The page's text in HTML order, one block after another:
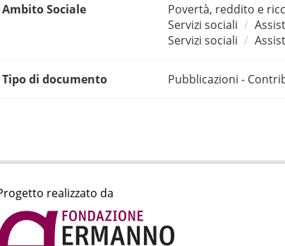
Ambito Sociale Povertà, reddito e
Servizi sociali
Servizi sociali
Tipo di documento Pubblicazioni -
realizzato da